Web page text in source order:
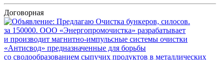
Договорная